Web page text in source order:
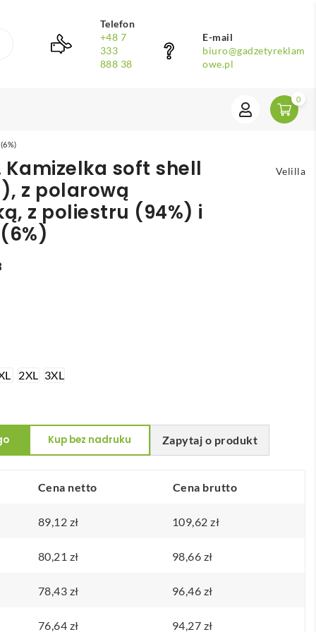
Telefon
+48 7
333
888 38
E-mail
biuro@gadzetyreklam
owe.pl
0
Kamizelka soft shell
z polarową
z poliestru (94%) i
Velilla
2XL 3XL
Zapytaj o produkt
Kup bez nadruku
Cena netto Cena brutto
89,12 zł 109,62zł
80,21 zł 98,66 zł
78,43 zł 96,46 zł
76,64 zł 94,27 zł